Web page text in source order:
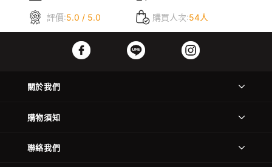
評價:5.0 / 5.0 購買人次:54人
關於我們
購物須知
聯絡我們